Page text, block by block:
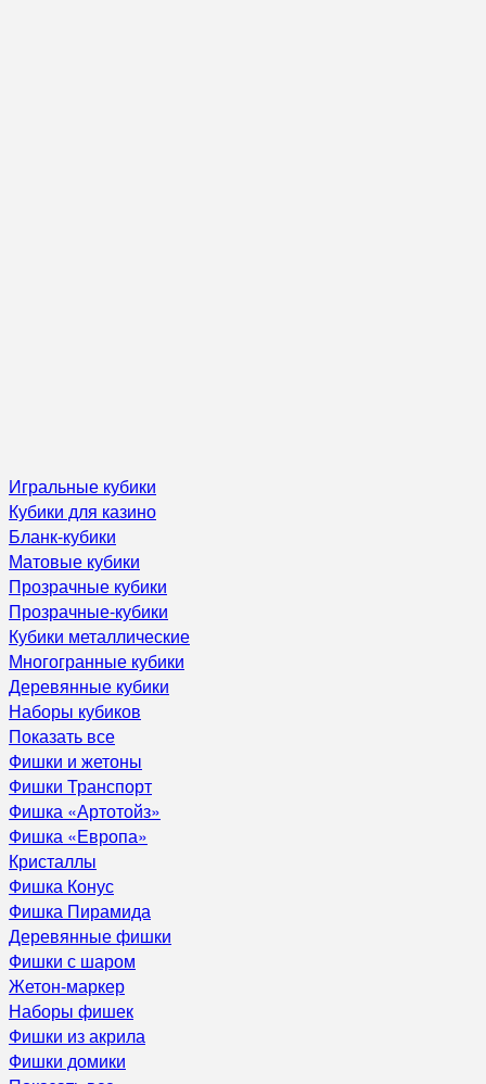
Игральные кубики
Кубики для казино
Бланк-кубики
Матовые кубики
Прозрачные кубики
Прозрачные-кубики
Кубики металлические
Многогранные кубики
Деревянные кубики
Наборы кубиков
Показать все
Фишки и жетоны
Фишки Транспорт
Фишка «Артотойз»
Фишка «Европа»
Кристаллы
Фишка Конус
Фишка Пирамида
Деревянные фишки
Фишки с шаром
Жетон-маркер
Наборы фишек
Фишки из акрила
Фишки домики